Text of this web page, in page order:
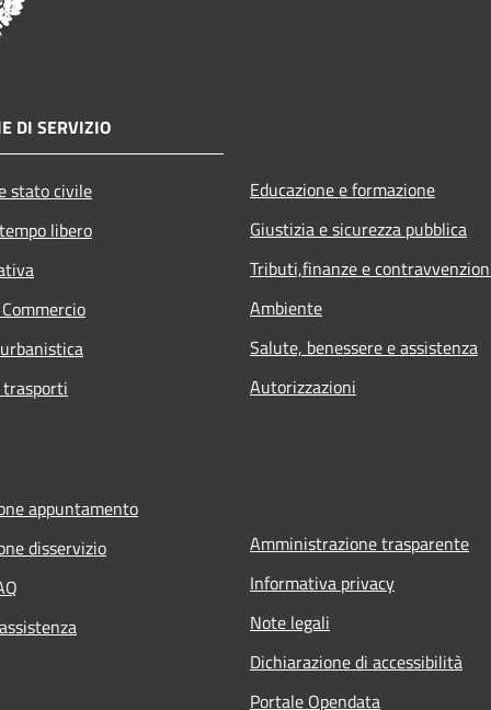
DI SERVIZIO
stato civile
libero
Educazione e formazione
Giustizia e sicurezza pubblica
Tributi,finanze e
Ambiente
Salute, benessere e assistenza
Autorizzazioni
appuntamento
disservizio
Amministrazione trasparente
Informativa privacy
Note legali
Dichiarazione di accessibilità
Portale Opendata